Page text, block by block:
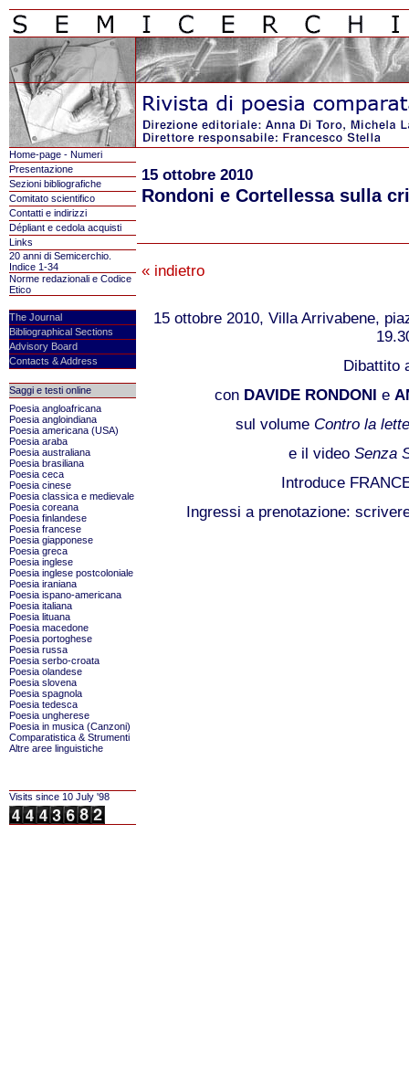
Home-page - Numeri
Presentazione
Sezioni bibliografiche
Comitato scientifico
Contatti e indirizzi
Dépliant e cedola acquisti
Links
20 anni di Semicerchio.
Indice 1-34
Norme redazionali e Codice
Etico
The Journal
Bibliographical Sections
Advisory Board
Contacts & Address
Saggi e testi online
Poesia angloafricana
Poesia angloindiana
Poesia americana (USA)
Poesia araba
Poesia australiana
Poesia brasiliana
Poesia ceca
Poesia cinese
Poesia classica e medievale
Poesia coreana
Poesia finlandese
Poesia francese
Poesia giapponese
Poesia greca
Poesia inglese
Poesia inglese postcoloniale
Poesia iraniana
Poesia ispano-americana
Poesia italiana
Poesia lituana
Poesia macedone
Poesia portoghese
Poesia russa
Poesia serbo-croata
Poesia olandese
Poesia slovena
Poesia spagnola
Poesia tedesca
Poesia ungherese
Poesia in musica (Canzoni)
Comparatistica & Strumenti
Altre aree linguistiche
Visits since 10 July '98
15 ottobre 2010
Rondoni e Cortellessa sulla
« indietro
15 ottobre 2010, Villa Arrivabene,
Dibattito
con DAVIDE RONDONI e
sul volume Contro la
e il video Senza
Introduce
Ingressi a prenotazione: